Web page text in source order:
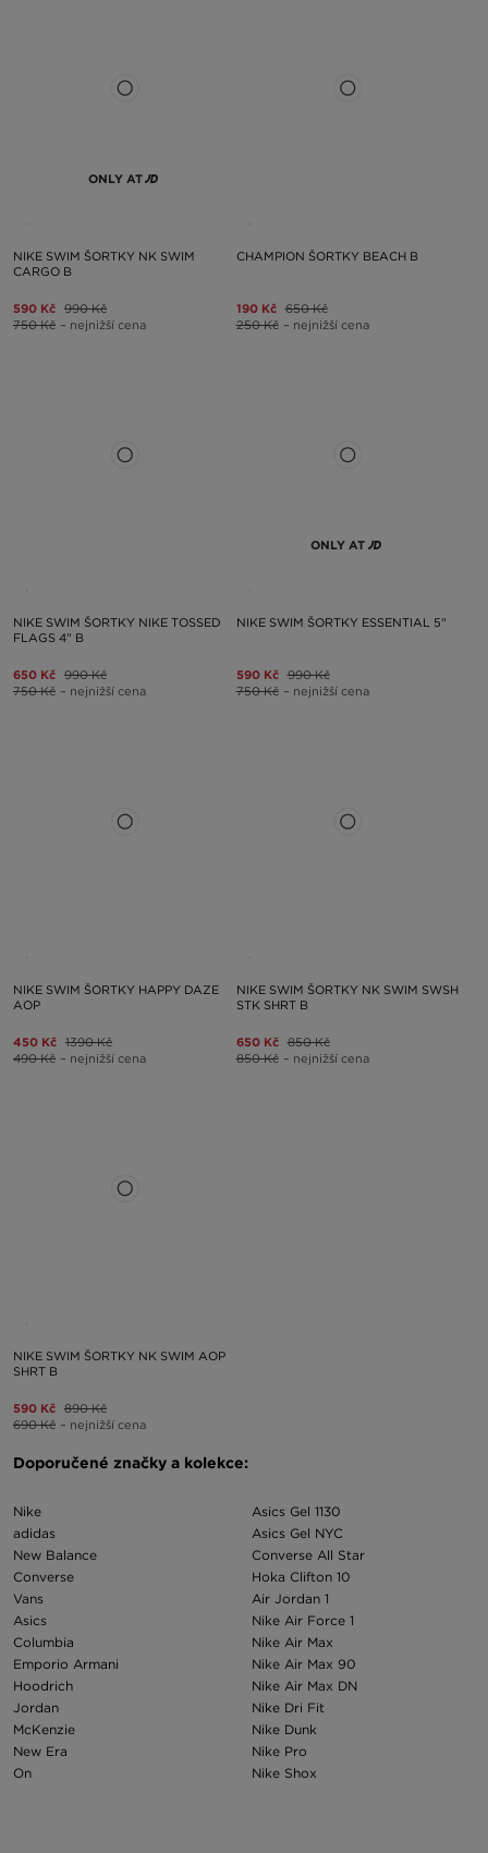
ONLY AT
NIKE SWIM ŠORTKY NK SWIM
CARGO B
590 Kč 990 Kč
750 Kč – nejnižší cena
CHAMPION ŠORTKY BEACH B
190 Kč 650 Kč
250 Kč – nejnižší cena
NIKE SWIM ŠORTKY NIKE TOSSED
FLAGS 4" B
650 Kč 990 Kč
750 Kč – nejnižší cena
ONLY AT
NIKE SWIM ŠORTKY ESSENTIAL 5"
590 Kč 990 Kč
750 Kč – nejnižší cena
NIKE SWIM ŠORTKY HAPPY DAZE
AOP
450 Kč 1390 Kč
490 Kč – nejnižší cena
NIKE SWIM ŠORTKY NK SWIM SWSH
STK SHRT B
650 Kč 850 Kč
850 Kč – nejnižší cena
NIKE SWIM ŠORTKY NK SWIM AOP
SHRT B
590 Kč 890 Kč
690 Kč – nejnižší cena
Doporučené značky a kolekce:
Nike
adidas
New Balance
Converse
Vans
Asics
Columbia
Emporio Armani
Hoodrich
Jordan
McKenzie
New Era
On
Asics Gel 1130
Asics Gel NYC
Converse All Star
Hoka Clifton 10
Air Jordan 1
Nike Air Force 1
Nike Air Max
Nike Air Max 90
Nike Air Max DN
Nike Dri Fit
Nike Dunk
Nike Pro
Nike Shox